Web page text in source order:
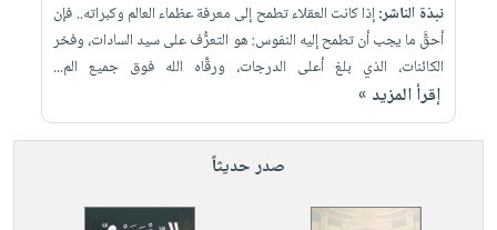
نبذة الناشر:إذا كانت العقلاء تطمح إلى معرفة عظماء العالم وكبراته.. فإن
أحقَّ ما يجب أن تطمح إليه النفوس: هو التعرُّف على سيد السادات، وفخر
الكائنات، الذي بلغ أعلى الدرجات، ورقَّاه الله فوق جميع الم...
إقرأ المزيد »
صدر حديثاً